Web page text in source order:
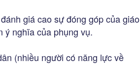
giá cao sự đóng góp của giáo
ý nghĩa của phụng vụ.
(nhiều người có năng lực về